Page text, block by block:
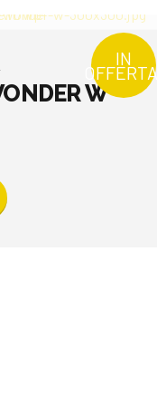
IN
OFFERTA!
W
attuale